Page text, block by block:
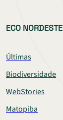
ECO NORDESTE
Últimas
Biodiversidade
WebStories
Matopiba